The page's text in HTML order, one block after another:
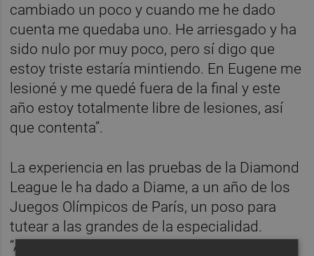
cambiado un poco y cuando me he dado
cuenta me quedaba uno. He arriesgado y ha
sido nulo por muy poco, pero sí digo que
estoy triste estaría mintiendo. En Eugene me
lesioné y me quedé fuera de la final y este
año estoy totalmente libre de lesiones, así
que contenta”.
La experiencia en las pruebas de la Diamond
League le ha dado a Diame, a un año de los
Juegos Olímpicos de París, un poso para
tutear a las grandes de la especialidad.
“Antes sí que me achantaba, ahora ya no me